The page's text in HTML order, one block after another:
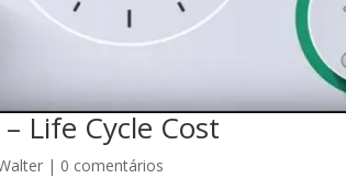
Life Cycle Cost
| 0 comentários